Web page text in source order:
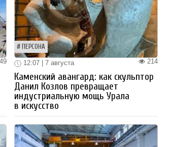
ПЕРСОНА
214
12:07 | 7 августа
Каменский авангард: как скульптор
Данил Козлов превращает
индустриальную мощь Урала
в искусство